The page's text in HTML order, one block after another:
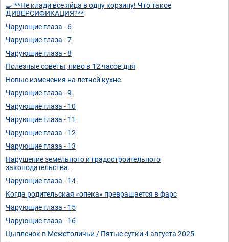
🍳 **Не клади все яйца в одну корзину! Что такое
ДИВЕРСИФИКАЦИЯ?**
Чарующие глаза - 6
Чарующие глаза - 7
Чарующие глаза - 8
Полезные советы, пиво в 12 часов дня
Новые изменения на летней кухне.
Чарующие глаза - 9
Чарующие глаза - 10
Чарующие глаза - 11
Чарующие глаза - 12
Чарующие глаза - 13
Нарушение земельного и градостроительного
законодательства.
Чарующие глаза - 14
Когда родительская «опека» превращается в фарс
Чарующие глаза - 15
Чарующие глаза - 16
Цыпленок в Межстоличьи / Пятые сутки 4 августа 2025.